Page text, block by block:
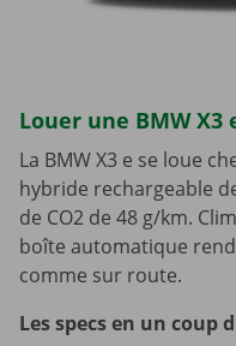
Louer une BMW X3
La BMW X3 e se loue
hybride rechargeable
de CO2 de 48 g/km.
boîte automatique
comme sur route.
Les specs en un coup